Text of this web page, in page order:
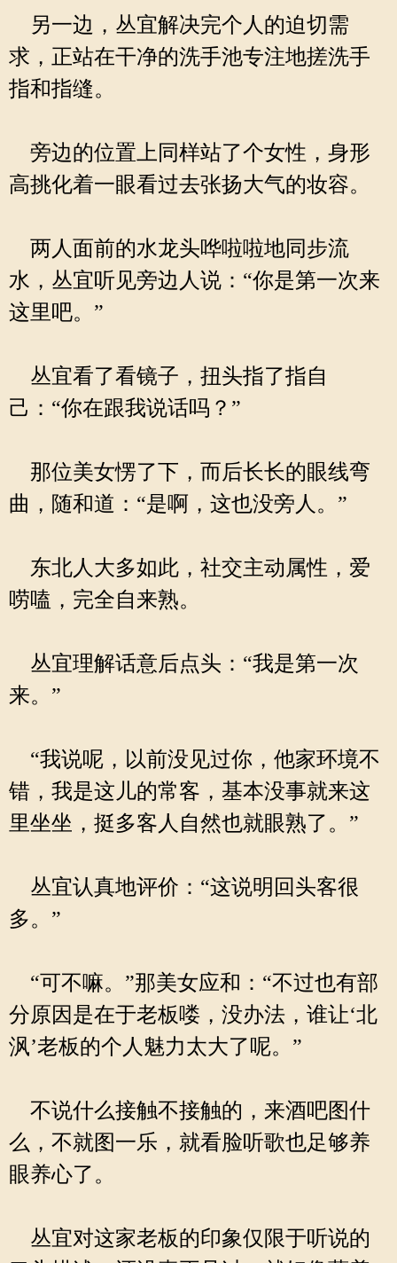
另一边，丛宜解决完个人的迫切需
求，正站在干净的洗手池专注地搓洗手
指和指缝。
旁边的位置上同样站了个女性，身形
高挑化着一眼看过去张扬大气的妆容。
两人面前的水龙头哗啦啦地同步流
水，丛宜听见旁边人说：“你是第一次来
这里吧。”
丛宜看了看镜子，扭头指了指自
己：“你在跟我说话吗？”
那位美女愣了下，而后长长的眼线弯
曲，随和道：“是啊，这也没旁人。”
东北人大多如此，社交主动属性，爱
唠嗑，完全自来熟。
丛宜理解话意后点头：“我是第一次
来。”
“我说呢，以前没见过你，他家环境不
错，我是这儿的常客，基本没事就来这
里坐坐，挺多客人自然也就眼熟了。”
丛宜认真地评价：“这说明回头客很
多。”
“可不嘛。”那美女应和：“不过也有部
分原因是在于老板喽，没办法，谁让‘北
沨’老板的个人魅力太大了呢。”
不说什么接触不接触的，来酒吧图什
么，不就图一乐，就看脸听歌也足够养
眼养心了。
丛宜对这家老板的印象仅限于听说的